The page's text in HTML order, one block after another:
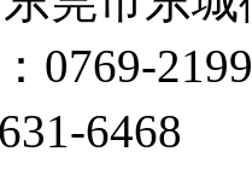
0769-
6468